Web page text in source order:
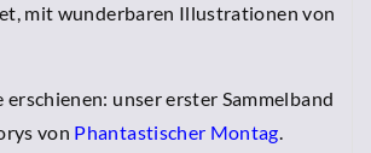
mit wunderbaren Illustrationen von
erschienen: unser erster Sammelband
von Phantastischer Montag.